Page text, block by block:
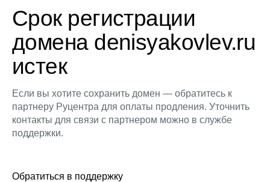
Срок регистрации
домена denisyakovlev.ru
истек
Если вы хотите сохранить домен — обратитесь к
партнеру Руцентра для оплаты продления. Уточнить
контакты для связи с партнером можно в службе
поддержки.
Обратиться в поддержку